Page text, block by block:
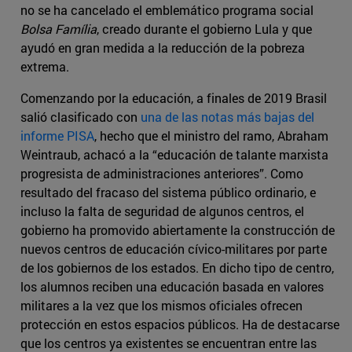
no se ha cancelado el emblemático programa social
Bolsa Família, creado durante el gobierno Lula y que
ayudó en gran medida a la reducción de la pobreza
extrema.
Comenzando por la educación, a finales de 2019 Brasil
salió clasificado con una de las notas más bajas del
informe PISA, hecho que el ministro del ramo, Abraham
Weintraub, achacó a la “educación de talante marxista
progresista de administraciones anteriores”. Como
resultado del fracaso del sistema público ordinario, e
incluso la falta de seguridad de algunos centros, el
gobierno ha promovido abiertamente la construcción de
nuevos centros de educación cívico-militares por parte
de los gobiernos de los estados. En dicho tipo de centro,
los alumnos reciben una educación basada en valores
militares a la vez que los mismos oficiales ofrecen
protección en estos espacios públicos. Ha de destacarse
que los centros ya existentes se encuentran entre las